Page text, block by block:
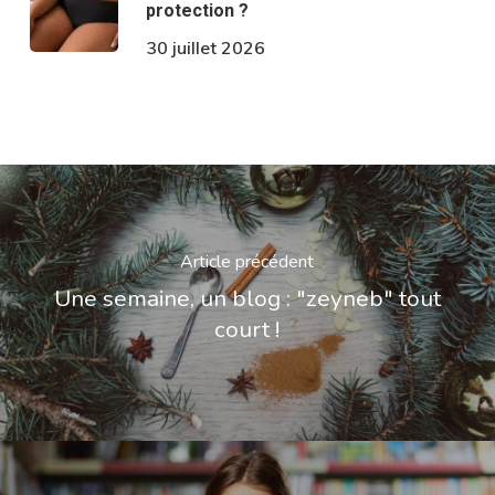
protection ?
30 juillet 2026
Article précédent
Une semaine, un blog : "zeyneb" tout
court !